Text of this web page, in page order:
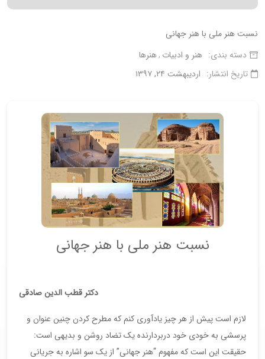
نسبت هنر ملی با هنر جهانی
دسته بندی: هنر و ادبیات هنرها
تاریخ انتشار: اردیبهشت ۲۴, ۱۳۹۷
نسبت هنر ملی با هنر جهانی
دکتر قطب الدین صادقی
لازم است پیش از هر چیز یادآوری کنم که مطرح کردن چنین عنوان و
پرسشی به خودی خود دربردارنده یک تضاد روشن و بدیهی است:
حقیقت این است که مفهوم “هنر جهانی” از یک سو اشاره به جریانی